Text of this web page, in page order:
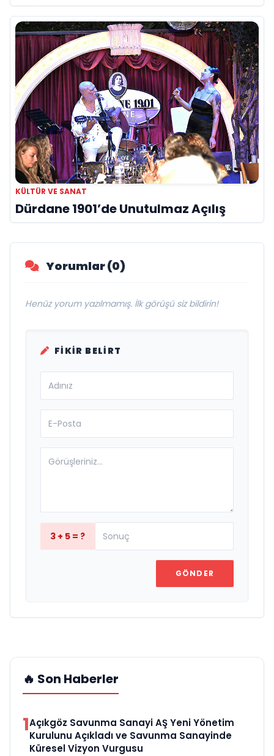
KÜLTÜR VE SANAT
Dürdane 1901’de Unutulmaz Açılış
Yorumlar (0)
Henüz yorum yazılmamış. İlk görüşü siz bildirin!
FIKIR BELIRT
3 + 5 = ?
GÖNDER
🔥 Son Haberler
1Açıkgöz Savunma Sanayi AŞ Yeni Yönetim
Kurulunu Açıkladı ve Savunma Sanayinde
Küresel Vizyon Vurgusu